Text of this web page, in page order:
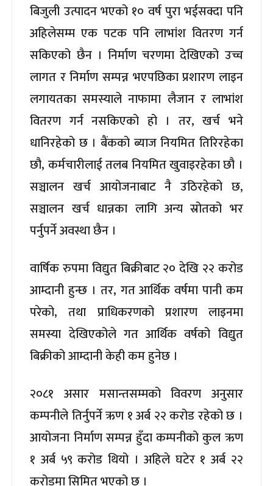
बिजुली उत्पादन भएको १० वर्ष पुरा भईसक्दा पनि
अहिलेसम्म एक पटक पनि लाभांश वितरण गर्न
सकिएको छैन । निर्माण चरणमा देखिएको उच्च
लागत र निर्माण सम्पन्न भएपछिका प्रशारण लाइन
लगायतका समस्याले नाफामा लैजान र लाभांश
वितरण गर्न नसकिएको हो । तर, खर्च भने
धानिरहेको छ । बैंकको ब्याज नियमित तिरिरहेका
छौ, कर्मचारीलाई तलब नियमित खुवाइरहेका छौ ।
सञ्चालन खर्च आयोजनाबाट नै उठिरहेको छ,
सञ्चालन खर्च धान्नका लागि अन्य स्रोतको भर
पर्नुपर्ने अवस्था छैन ।
वार्षिक रुपमा विद्युत बिक्रीबाट २० देखि २२ करोड
आम्दानी हुन्छ । तर, गत आर्थिक वर्षमा पानी कम
परेको, तथा प्राधिकरणको प्रशारण लाइनमा
समस्या देखिएकोले गत आर्थिक वर्षको विद्युत
बिक्रीको आम्दानी केही कम हुनेछ ।
२०८१ असार मसान्तसम्मको विवरण अनुसार
कम्पनीले तिर्नुपर्ने ऋण १ अर्ब २२ करोड रहेको छ ।
आयोजना निर्माण सम्पन्न हुँदा कम्पनीको कुल ऋण
१ अर्ब ५९ करोड थियो । अहिले घटेर १ अर्ब २२
करोडमा सिमित भएको छ ।